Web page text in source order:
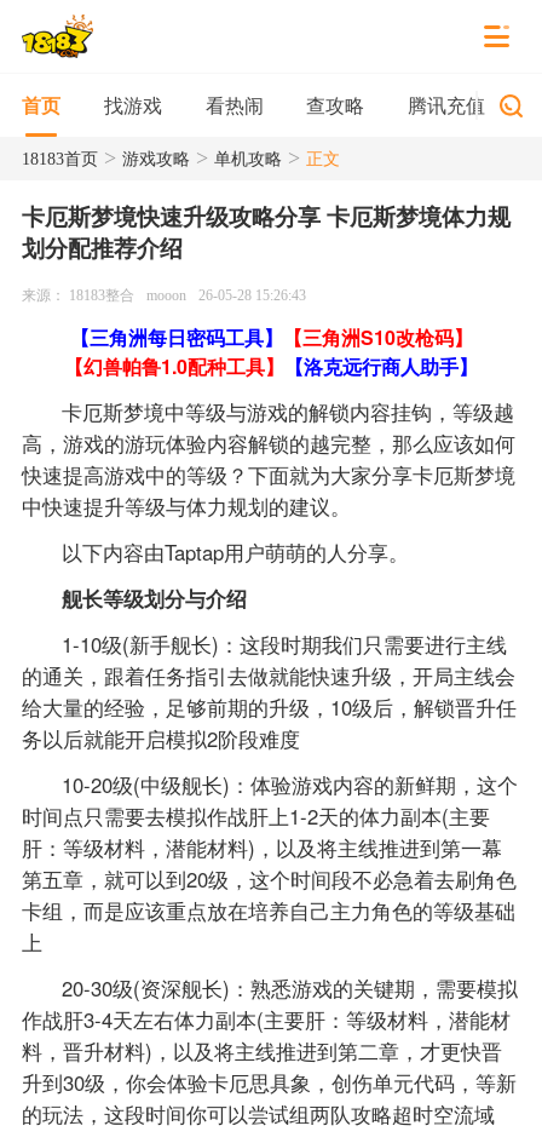
首页 找游戏 看热闹 查攻略 腾讯充值
18183首页> 游戏攻略 > 单机攻略 > 正文
卡厄斯梦境快速升级攻略分享 卡厄斯梦境体力规
划分配推荐介绍
来源： 18183整合 mooon 26-05-28 15:26:43
【三角洲每日密码工具】
【三角洲S10改枪码】
【幻兽帕鲁1.0配种工具】
【洛克远行商人助手】
卡厄斯梦境中等级与游戏的解锁内容挂钩，等级越
高，游戏的游玩体验内容解锁的越完整，那么应该如何
快速提高游戏中的等级？下面就为大家分享卡厄斯梦境
中快速提升等级与体力规划的建议。
以下内容由Taptap用户萌萌的人分享。
舰长等级划分与介绍
1-10级(新手舰长)：这段时期我们只需要进行主线
的通关，跟着任务指引去做就能快速升级，开局主线会
给大量的经验，足够前期的升级，10级后，解锁晋升任
务以后就能开启模拟2阶段难度
10-20级(中级舰长)：体验游戏内容的新鲜期，这个
时间点只需要去模拟作战肝上1-2天的体力副本(主要
肝：等级材料，潜能材料)，以及将主线推进到第一幕
第五章，就可以到20级，这个时间段不必急着去刷角色
卡组，而是应该重点放在培养自己主力角色的等级基础
上
20-30级(资深舰长)：熟悉游戏的关键期，需要模拟
作战肝3-4天左右体力副本(主要肝：等级材料，潜能材
料，晋升材料)，以及将主线推进到第二章，才更快晋
升到30级，你会体验卡厄思具象，创伤单元代码，等新
的玩法，这段时间你可以尝试组两队攻略超时空流域